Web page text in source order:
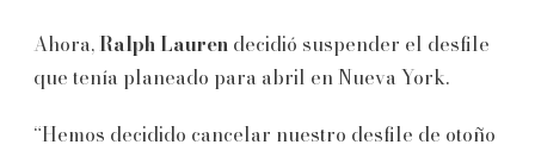
Ahora,Ralph Lauren decidió suspender el desfile
que tenía planeado para abril en Nueva York.
“Hemos decidido cancelar nuestro desfile de otoño